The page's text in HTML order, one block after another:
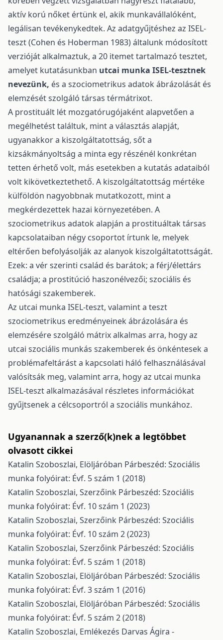
aktív korú nőket értünk el, akik munkavállalóként,
legálisan tevékenykedtek. Az adatgyűjtéshez az ISEL-
teszt (Cohen és Hoberman 1983) általunk módosított
verzióját alkalmaztuk, a 20 itemet tartalmazó tesztet,
amelyet kutatásunkban utcai munka ISEL-tesztnek
nevezünk, és a szociometrikus adatok ábrázolását és
elemzését szolgáló társas térmátrixot.
A prostituált lét mozgatórugójaként alapvetően a
megélhetést találtuk, mint a választás alapját,
ugyanakkor a kiszolgáltatottság, sőt a
kizsákmányoltság a minta egy részénél konkrétan
tetten érhető volt, más esetekben a kutatás adataiból
volt kikövetkeztethető. A kiszolgáltatottság mértéke
külföldön nagyobbnak mutatkozott, mint a
megkérdezettek hazai környezetében. A
szociometrikus adatok alapján a prostituáltak társas
kapcsolataiban négy csoportot írtunk le, melyek
eltérően befolyásolják az alanyok kiszolgáltatottságát.
Ezek: a vér szerinti család és barátok; a férj/élettárs
családja; a prostitúció haszonélvezői; szociális és
hatósági szakemberek.
Az utcai munka ISEL-teszt, valamint a teszt
szociometrikus eredményeinek ábrázolására és
elemzésére szolgáló mátrix alkalmas arra, hogy az
utcai szociális munkás szakemberek és önkéntesek a
problémafeltárást a kapcsolati háló felhasználásával
valósítsák meg, valamint arra, hogy az utcai munka
ISEL-teszt alkalmazásával részletes információkat
gyűjtsenek a célcsoportról a szociális munkához.
Ugyanannak a szerző(k)nek a legtöbbet
olvasott cikkei
Katalin Szoboszlai, Elöljáróban Párbeszéd: Szociális
munka folyóirat: Évf. 5 szám 1 (2018)
Katalin Szoboszlai, Szerzőink Párbeszéd: Szociális
munka folyóirat: Évf. 10 szám 1 (2023)
Katalin Szoboszlai, Szerzőink Párbeszéd: Szociális
munka folyóirat: Évf. 10 szám 2 (2023)
Katalin Szoboszlai, Szerzőink Párbeszéd: Szociális
munka folyóirat: Évf. 5 szám 1 (2018)
Katalin Szoboszlai, Elöljáróban Párbeszéd: Szociális
munka folyóirat: Évf. 3 szám 1 (2016)
Katalin Szoboszlai, Elöljáróban Párbeszéd: Szociális
munka folyóirat: Évf. 5 szám 2 (2018)
Katalin Szoboszlai, Emlékezés Darvas Ágira -